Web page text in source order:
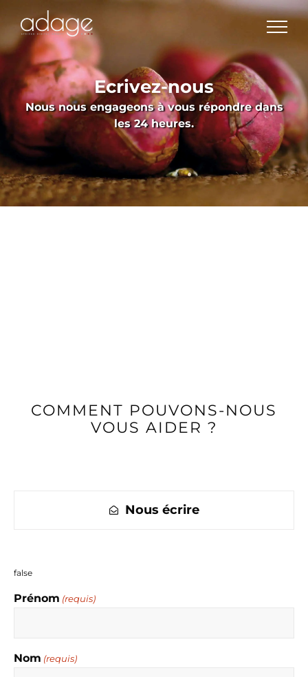
content
Ecrivez-nous
Nous nous engageons à vous répondre dans
les 24 heures.
COMMENT POUVONS-NOUS
VOUS AIDER ?
Nous écrire
false
Prénom (requis)
Nom (requis)